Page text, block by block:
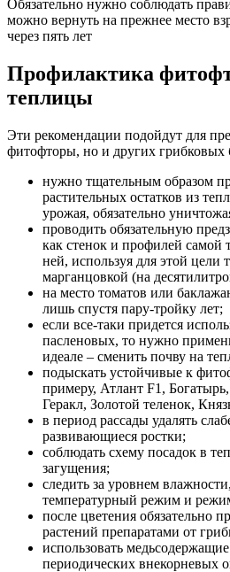
Обязательно нужно соблюдать
можно вернуть на прежнее место
через пять лет
Профилактика
теплицы
Эти рекомендации подойдут для
фитофторы, но и других грибковых
нужно тщательным образом
растительных остатков из
урожая, обязательно
проводить обязательную
как стенок и профилей самой
ней, используя для этой цели
марганцовкой (на
на место томатов или
лишь спустя пару-тройку лет;
если все-таки придется
пасленовых, то нужно
идеале – сменить почву на
подыскать устойчивые к
примеру, Атлант F1,
Геракл, Золотой теленок,
в период рассады удалять
развивающиеся ростки;
соблюдать схему посадок в
загущения;
следить за уровнем
температурный режим и
после цветения обязательно
растений препаратами от
использовать
периодических внекорневых